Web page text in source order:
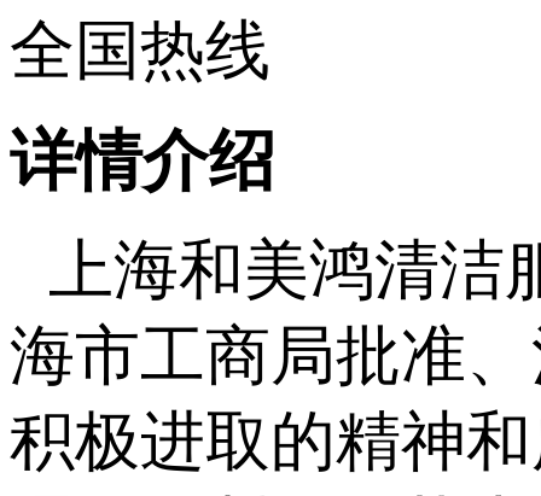
全国热线
详情介绍
上海和美鸿清洁
海市工商局批准
积极进取的精神